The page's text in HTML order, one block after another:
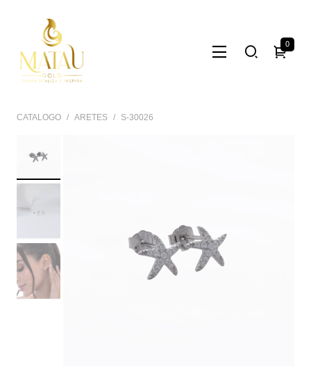
0
CATALOGO ARETES S-30026